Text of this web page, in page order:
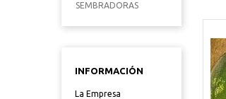
SEMBRADORAS
INFORMACIÓN
La Empresa